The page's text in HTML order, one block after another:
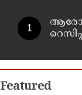
Featured